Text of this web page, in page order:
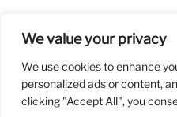
We value your privacy
We use cookies to enhance
personalized ads or content,
clicking "Accept All", you
Handelsbetingelser
© Copyright MadeBySmiles. All